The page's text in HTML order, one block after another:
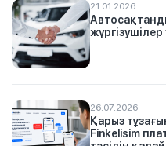
21.01.2026
жүргізушілер
26.07.2026
Қарыз
Finkelisim